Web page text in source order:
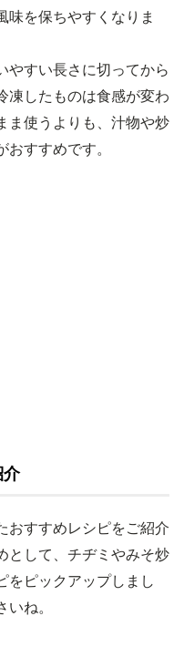
味を保ちやすくなりま
やすい長さに切ってから
凍したものは食感が変わ
ま使うよりも、汁物や炒
すすめです。
介
おすすめレシピをご紹介
として、チヂミやみそ炒
をピックアップしまし
ね。